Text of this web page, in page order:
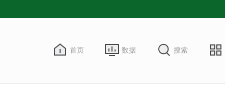
首页 数据 搜索